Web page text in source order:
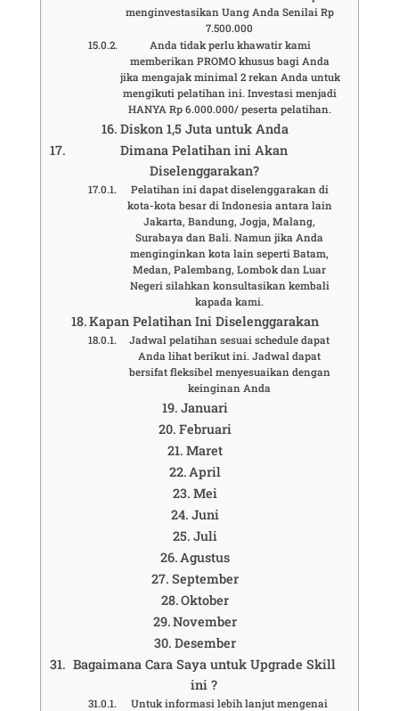
menginvestasikan Uang Anda Senilai Rp
7.500.000
Anda tidak perlu khawatir kami
memberikan PROMO khusus bagi Anda
jika mengajak minimal 2 rekan Anda untuk
mengikuti pelatihan ini. Investasi menjadi
HANYA Rp 6.000.000/ peserta pelatihan.
Diskon 1,5 Juta untuk Anda
Dimana Pelatihan ini Akan
Diselenggarakan?
Pelatihan ini dapat diselenggarakan di
kota-kota besar di Indonesia antara lain
Jakarta, Bandung, Jogja, Malang,
Surabaya dan Bali. Namun jika Anda
menginginkan kota lain seperti Batam,
Medan, Palembang, Lombok dan Luar
Negeri silahkan konsultasikan kembali
kapada kami.
Kapan Pelatihan Ini Diselenggarakan
Jadwal pelatihan sesuai schedule dapat
Anda lihat berikut ini. Jadwal dapat
bersifat fleksibel menyesuaikan dengan
keinginan Anda
Januari
Februari
Maret
April
Mei
Juni
Juli
Agustus
September
Oktober
November
Desember
Bagaimana Cara Saya untuk Upgrade Skill
ini ?
Untuk informasi lebih lanjut mengenai